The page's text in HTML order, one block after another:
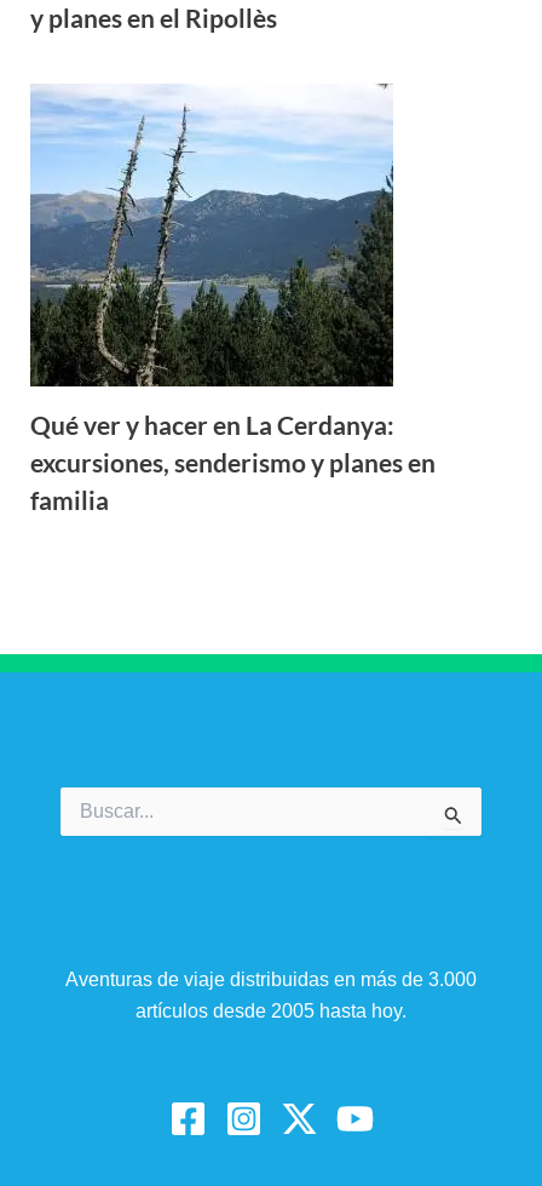
y planes en el Ripollès
Qué ver y hacer en La Cerdanya:
excursiones, senderismo y planes en
familia
por:
Aventuras de viaje distribuidas en más de 3.000
artículos desde 2005 hasta hoy.